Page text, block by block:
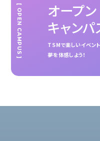
オープン
キャンパ
TSMで楽しいイベント
夢を体感しよう！
[ OPEN CAMPUS ]